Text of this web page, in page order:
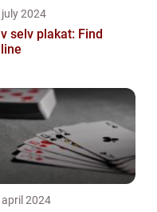
2024
selv plakat: Find
2024